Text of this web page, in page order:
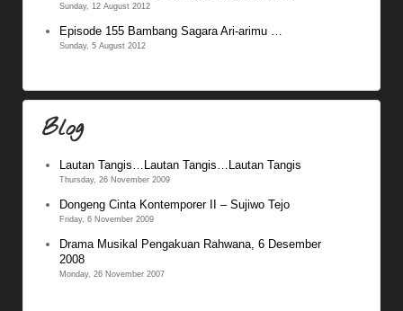
Sunday, 12 August 2012
Episode 155 Bambang Sagara Ari-arimu …
Sunday, 5 August 2012
Blog
Lautan Tangis…Lautan Tangis…Lautan Tangis
Thursday, 26 November 2009
Dongeng Cinta Kontemporer II – Sujiwo Tejo
Friday, 6 November 2009
Drama Musikal Pengakuan Rahwana, 6 Desember
2008
Monday, 26 November 2007